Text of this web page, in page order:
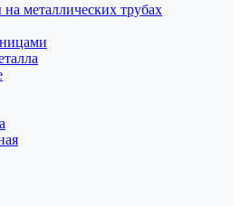
металлических трубах